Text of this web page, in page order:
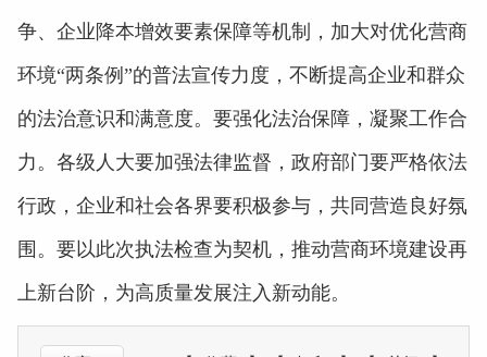
争、企业降本增效要素保障等机制，加大对优化营商
环境“两条例”的普法宣传力度，不断提高企业和群众
的法治意识和满意度。要强化法治保障，凝聚工作合
力。各级人大要加强法律监督，政府部门要严格依法
行政，企业和社会各界要积极参与，共同营造良好氛
围。要以此次执法检查为契机，推动营商环境建设再
上新台阶，为高质量发展注入新动能。